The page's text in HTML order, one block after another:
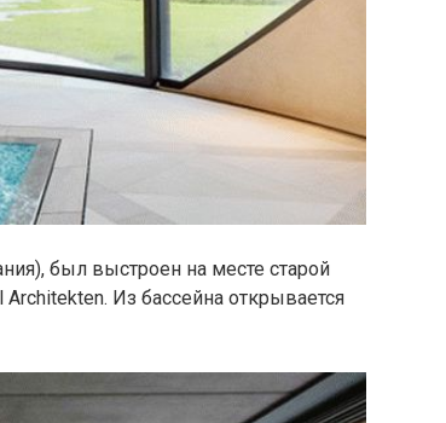
был выстроен на месте старой
Из бассейна открывается